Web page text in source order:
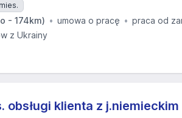
- 174km) umowa o pracę
praca od
z Ukrainy
obsługi klienta z j.niemieckim